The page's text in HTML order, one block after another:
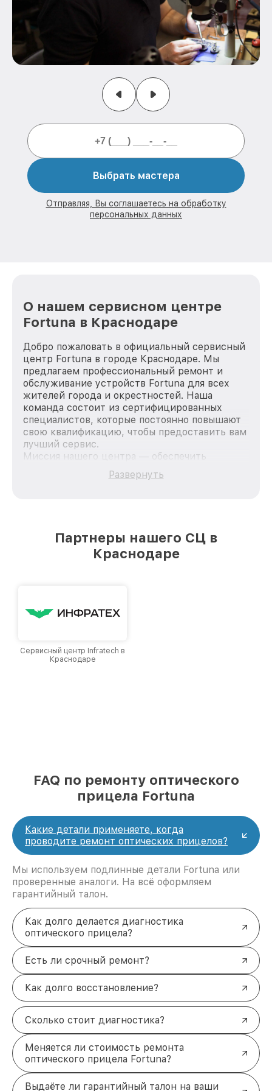
Выбрать мастера
Отправляя, Вы соглашаетесь на обработку
персональных данных
О нашем сервисном центре
Fortuna в Краснодаре
Добро пожаловать в официальный сервисный
центр Fortuna в городе Краснодаре. Мы
предлагаем профессиональный ремонт и
обслуживание устройств Fortuna для всех
жителей города и окрестностей. Наша
команда состоит из сертифицированных
специалистов, которые постоянно повышают
свою квалификацию, чтобы предоставить вам
лучший сервис.
Миссия нашего центра — обеспечить
качественный и доступный ремонт для
каждого пользователя продукции Fortuna, вне
лучшим сервисным центром Fortuna в городе
Краснодаре, постоянно повышая уровень
Развернуть
Партнеры нашего СЦ в
Краснодаре
Сервисный центр Infratech в
Краснодаре
FAQ по ремонту оптического
прицела Fortuna
Какие детали применяете, когда
проводите ремонт оптических прицелов?
Мы используем подлинные детали Fortuna или
проверенные аналоги. На всё оформляем
гарантийный талон.
Как долго делается диагностика
оптического прицела?
Есть ли срочный ремонт?
Как долго восстановление?
Сколько стоит диагностика?
Меняется ли стоимость ремонта
оптического прицела Fortuna?
Выдаёте ли гарантийный талон на ваши